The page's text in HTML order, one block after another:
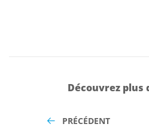
Découvrez plus
PRÉCÉDENT